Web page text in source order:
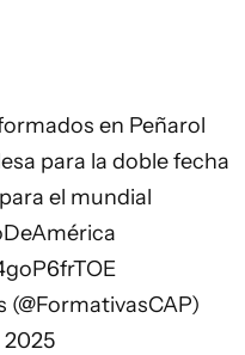
en Peñarol
para la doble fecha
el mundial
(@FormativasCAP)
2025